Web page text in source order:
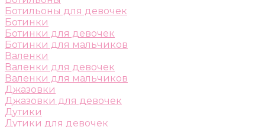
Ботильоны для девочек
Ботинки
Ботинки для девочек
Ботинки для мальчиков
Валенки
Валенки для девочек
Валенки для мальчиков
Джазовки
Джазовки для девочек
Дутики
Дутики для девочек